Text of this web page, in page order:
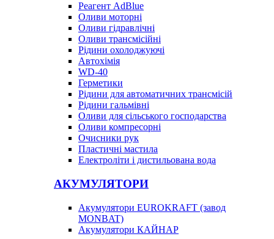
Реагент AdBlue
Оливи моторні
Оливи гідравлічні
Оливи трансмісійні
Рідини охолоджуючі
Автохімія
WD-40
Герметики
Рідини для автоматичних трансмісій
Рідини гальмівні
Оливи для сільського господарства
Оливи компресорні
Очисники рук
Пластичні мастила
Електроліти і дистильована вода
АКУМУЛЯТОРИ
Акумулятори EUROKRAFT (завод
MONBAT)
Акумулятори КАЙНАР